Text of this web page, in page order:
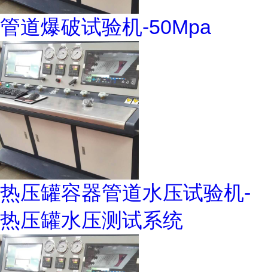
管道爆破试验机-50Mpa
热压罐容器管道水压试验机-
热压罐水压测试系统